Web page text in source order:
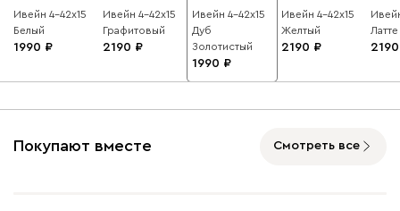
Ивейн 4-42x15
Белый
1990
Ивейн 4-42x15
Графитовый
2190
Ивейн 4-42x15
Дуб
Золотистый
1990
Ивейн 4-42x15
Желтый
2190
Латте
2190
Покупают вместе Смотреть все